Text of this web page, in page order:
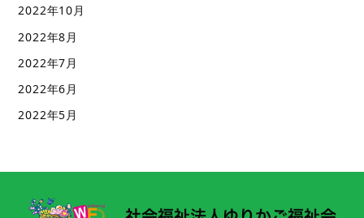
2022年10月
2022年8月
2022年7月
2022年6月
2022年5月